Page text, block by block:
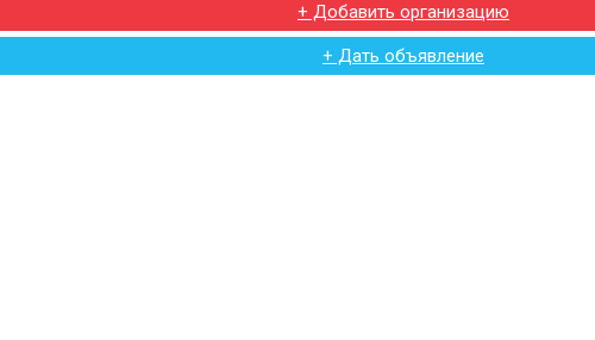
+ Добавить организацию
+ Дать объявление